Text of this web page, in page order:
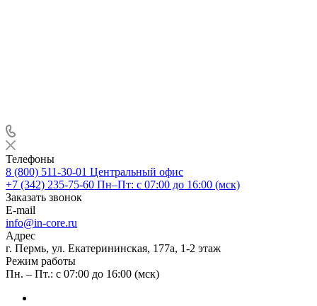
Телефоны
8 (800) 511-30-01 Центральный офис
+7 (342) 235-75-60 Пн–Пт: с 07:00 до 16:00 (мск)
Заказать звонок
E-mail
info@in-core.ru
Адрес
г. Пермь, ул. ​Екатерининская, 177а, ​1-2 этаж
Режим работы
Пн. – Пт.: с 07:00 до 16:00 (мск)